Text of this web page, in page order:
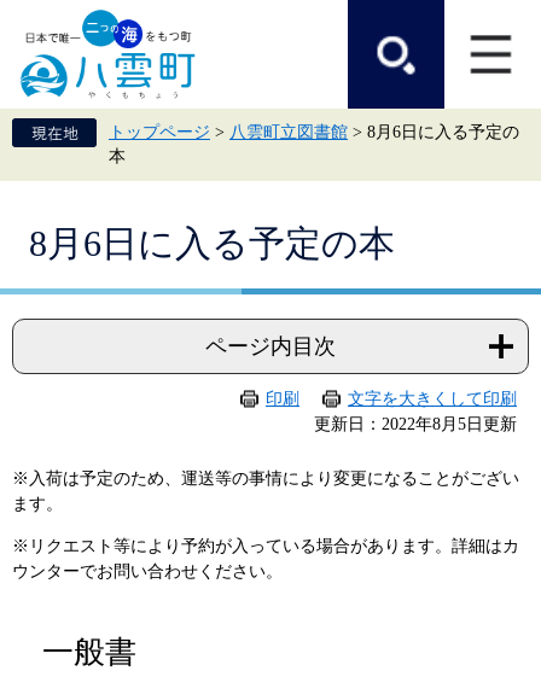
頭
で
飛
ば
て
トップページ > 八雲町立図書館 > 8月6日に入る予定の
本
8月6日に入る予定の本
ページ内目次
印刷
文字を大きくして印刷
更新日：2022年8月5日更新
※入荷は予定のため、運送等の事情により変更になることがござい
ます。
※リクエスト等により予約が入っている場合があります。詳細はカ
ウンターでお問い合わせください。
一般書